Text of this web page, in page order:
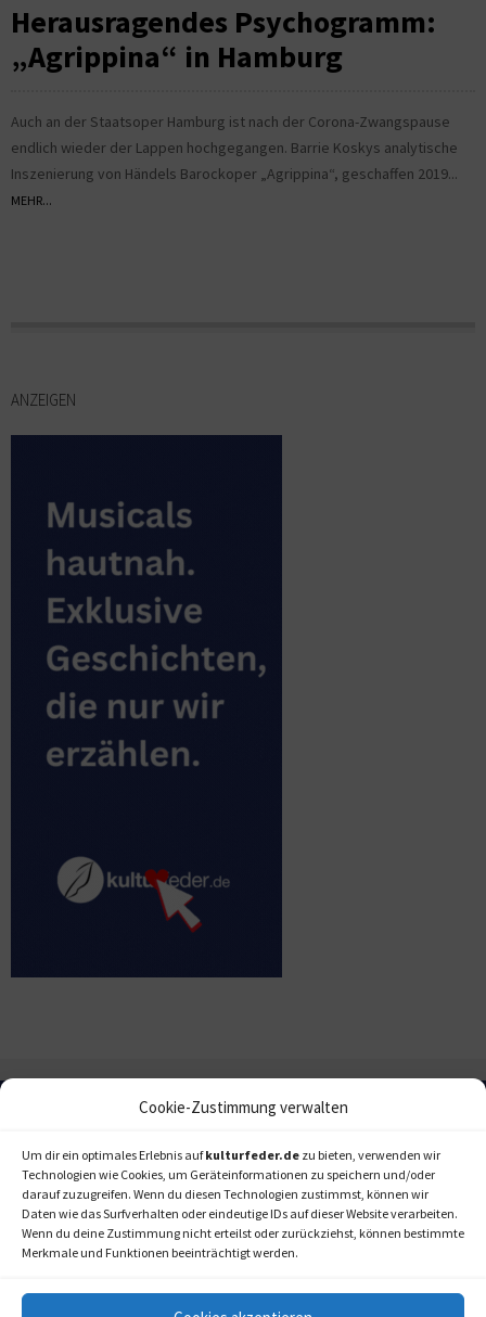
Cookie-Zustimmung verwalten
Um dir ein optimales Erlebnis aufkulturfeder.de zu bieten, verwenden wir
Technologien wie Cookies, um Geräteinformationen zu speichern und/oder
darauf zuzugreifen. Wenn du diesen Technologien zustimmst, können wir
Daten wie das Surfverhalten oder eindeutige IDs auf dieser Website verarbeiten.
Wenn du deine Zustimmung nicht erteilst oder zurückziehst, können bestimmte
Merkmale und Funktionen beeinträchtigt werden.
Herausragendes Psychogramm:
„Agrippina“ in Hamburg
Auch an der Staatsoper Hamburg ist nach der Corona-Zwangspause
endlich wieder der Lappen hochgegangen. Barrie Koskys analytische
Inszenierung von Händels Barockoper „Agrippina“, geschaffen 2019...
MEHR...
ANZEIGEN